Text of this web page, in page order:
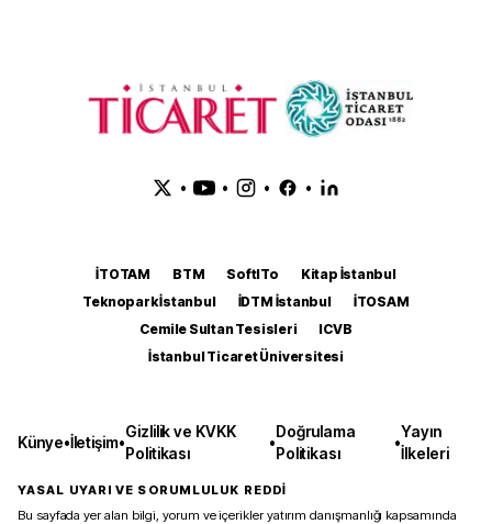
• • • •
İTOTAM BTM SoftITo
Kitap İstanbul
Teknopark İstanbul
İDTM İstanbul
İTOSAM
Cemile Sultan Tesisleri
ICVB
İstanbul Ticaret Üniversitesi
Künye•İletişim•
Gizlilik ve KVKK
Politikası
•
Doğrulama
Politikası
•
Yayın
İlkeleri
YASAL UYARI VE SORUMLULUK REDDİ
Bu sayfada yer alan bilgi, yorum ve içerikler yatırım danışmanlığı kapsamında